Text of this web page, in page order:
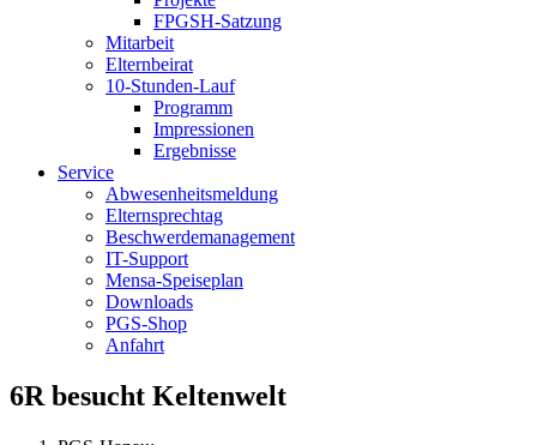
FPGSH-Satzung
Mitarbeit
Elternbeirat
10-Stunden-Lauf
Programm
Impressionen
Ergebnisse
Service
Abwesenheitsmeldung
Elternsprechtag
Beschwerdemanagement
IT-Support
Mensa-Speiseplan
Downloads
PGS-Shop
Anfahrt
6R besucht Keltenwelt